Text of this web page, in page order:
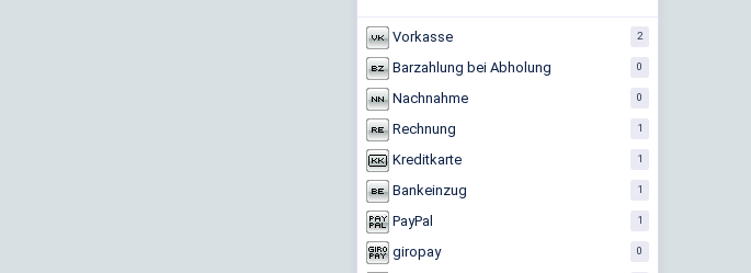
Vorkasse 2
Barzahlung bei Abholung 0
Nachnahme 0
Rechnung 1
Kreditkarte 1
Bankeinzug 1
PayPal 1
giropay 0